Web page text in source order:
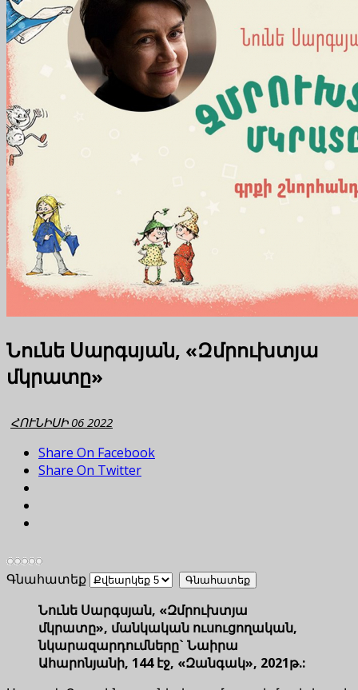
Նունե Սարգսյան, «Զմրուխտյա
մկրատը»
ՀՈՒՆԻՍԻ 06 2022
Share On Facebook
Share On Twitter
Գնահատեք
Նունե Սարգսյան, «Զմրուխտյա
մկրատը», մանկական ուսուցողական,
նկարազարդումները` Նաիրա
Ահարոնյանի, 144 էջ, «Զանգակ», 2021թ.: